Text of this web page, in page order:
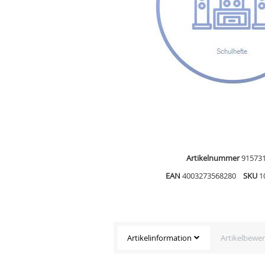
Artikelnummer
EAN 4003273568280 SKU
Artikelinformation